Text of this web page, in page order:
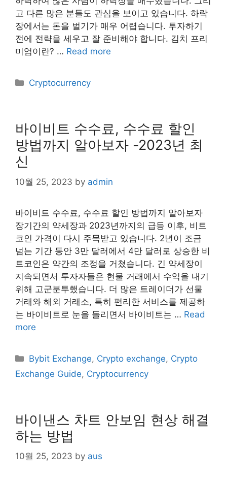
고 다른 많은 분들도 관심을 보이고 있습니다. 하락
장에서는 돈을 벌기가 매우 어렵습니다. 투자하기
전에 전략을 세우고 잘 준비해야 합니다. 김치 프리
미엄이란? … Read more
Categories
Cryptocurrency
바이비트 수수료, 수수료 할인
방법까지 알아보자 -2023년 최
신
10월 25, 2023 by admin
바이비트 수수료, 수수료 할인 방법까지 알아보자
장기간의 약세장과 2023년까지의 급등 이후, 비트
코인 가격이 다시 주목받고 있습니다. 2년이 조금
넘는 기간 동안 3만 달러에서 4만 달러로 상승한 비
트코인은 약간의 조정을 거쳤습니다. 긴 약세장이
지속되면서 투자자들은 현물 거래에서 수익을 내기
위해 고군분투했습니다. 더 많은 트레이더가 선물
거래와 해외 거래소, 특히 편리한 서비스를 제공하
는 바이비트로 눈을 돌리면서 바이비트는 … Read
more
Categories
Bybit Exchange, Crypto exchange, Crypto
Exchange Guide, Cryptocurrency
바이낸스 차트 안보임 현상 해결
하는 방법
10월 25, 2023 by aus